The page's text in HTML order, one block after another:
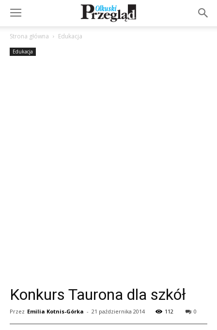
Strona główna Edukacja
Edukacja
Konkurs Taurona dla szkół
Przez Emilia Kotnis-Górka - 21 października 2014 112 0